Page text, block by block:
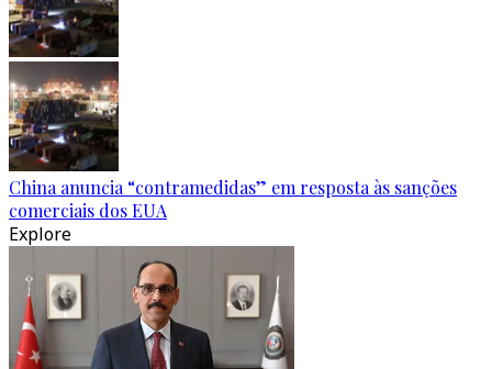
China anuncia “contramedidas” em resposta às sanções
comerciais dos EUA
Explore